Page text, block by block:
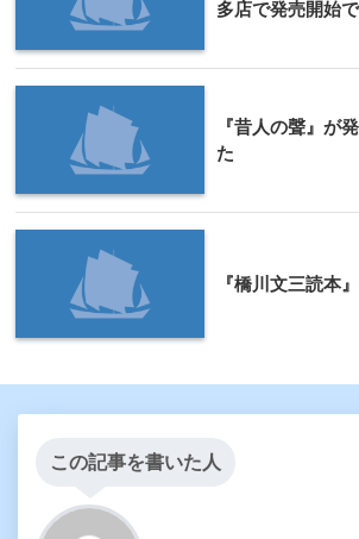
多店で発売開始で
『昔人の聲』が
た
『橋川文三読本
この記事を書いた人